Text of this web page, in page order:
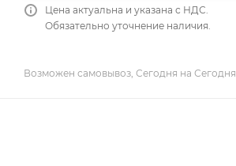
Цена актуальна и указана с НДС.
Обязательно уточнение наличия.
Возможен самовывоз, Сегодня на Сегодня.